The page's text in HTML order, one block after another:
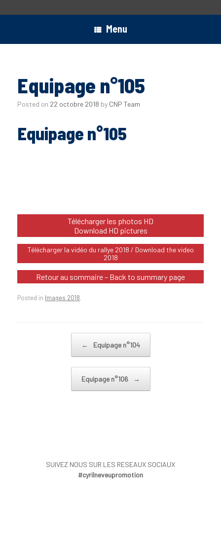
Menu
Equipage n°105
Posted on 22 octobre 2018 by CNP Team
Equipage n°105
Télécharger les photos HD
Download HD pictures
Télécharger la vidéo du rallye 2018 / Download the video
2018
Retour au sommaire – Back to summary page
Posted in Images 2018.
← Equipage n°104
Equipage n°106 →
SUIVEZ NOUS SUR LES RESEAUX SOCIAUX
#cyrilneveupromotion